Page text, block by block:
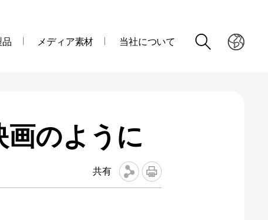
品 メディア素材 当社について
画のように
共有